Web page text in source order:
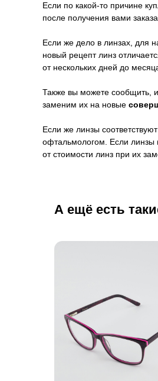
Если по какой-то причине
после получения вами заказа.
Если же дело в линзах, для
новый рецепт линз
от нескольких дней до
Также вы можете сообщить,
заменим их на новые
Если же линзы
офтальмологом. Если линзы
от стоимости линз при их
А ещё есть